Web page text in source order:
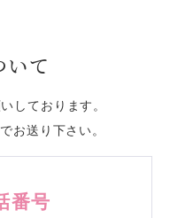
いて
しております。
お送り下さい。
番号